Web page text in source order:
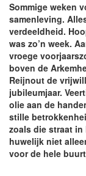
Sommige weken
samenleving.
verdeeldheid.
was zo’n week.
vroege
boven de
Reijnout de
jubileumjaar.
olie aan de
stille
zoals die straat in
huwelijk niet
voor de hele